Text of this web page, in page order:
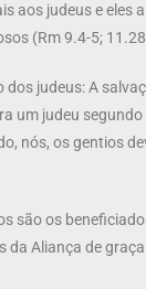
aos judeus e eles
(Rm 9.4-5;
judeus: A
um judeu
nós, os gentios
são os
Aliança de